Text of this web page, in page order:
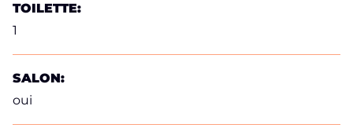
TOILETTE:
1
SALON:
oui